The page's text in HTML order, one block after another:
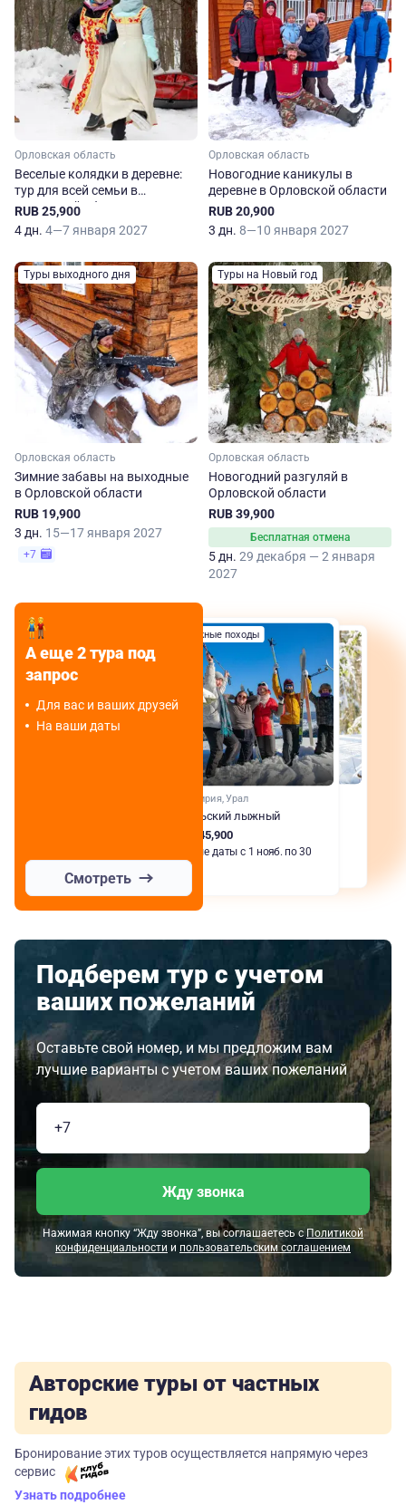
Орловская область
Веселые колядки в деревне:
тур для всей семьи в
Орловской области
RUB 25,900
4 дн. 4—7 января 2027
Орловская область
Новогодние каникулы в
деревне в Орловской области
RUB 20,900
3 дн. 8—10 января 2027
Туры выходного дня
Орловская область
Зимние забавы на выходные
в Орловской области
RUB 19,900
3 дн. 15—17 января 2027
+7
Туры на Новый год
Орловская область
Новогодний разгуляй в
Орловской области
RUB 39,900
Бесплатная отмена
5 дн. 29 декабря — 2 января
2027
А еще 2 тура под
запрос
Для вас и ваших друзей
На ваши даты
Смотреть
Лыжные походы
Башкирия, Урал
Уральский лыжный
RUB 45,900
Любые даты с 1 нояб. по 30
мар.
Туры выходного дня
Подберем тур с учетом
ваших пожеланий
Оставьте свой номер, и мы предложим вам
лучшие варианты с учетом ваших пожеланий
Жду звонка
Нажимая кнопку “Жду звонка”, вы соглашаетесь с Политикой
конфиденциальности и пользовательским соглашением
Авторские туры от частных
гидов
Бронирование этих туров осуществляется напрямую через
сервис
Узнать подробнее